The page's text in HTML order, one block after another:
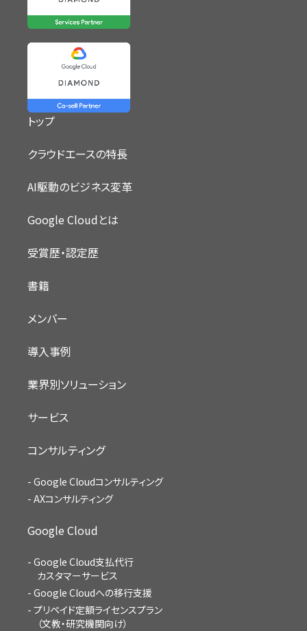
トップ
クラウドエースの特長
AI駆動のビジネス変革
Google Cloudとは
受賞歴・認定歴
書籍
メンバー
導入事例
業界別ソリューション
サービス
コンサルティング
Google Cloudコンサルティング
AXコンサルティング
Google Cloud
Google Cloud支払代行
カスタマーサービス
Google Cloudへの移行支援
プリペイド定額ライセンスプラン
（文教・研究機関向け）